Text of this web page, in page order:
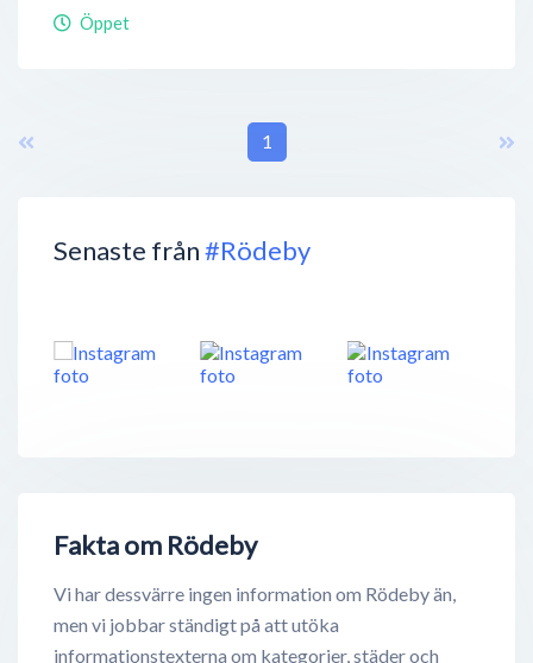
Senaste från#Rödeby
Fakta om Rödeby
Vi har dessvärre ingen information om Rödeby än,
men vi jobbar ständigt på att utöka
informationstexterna om kategorier, städer och
Öppet
1